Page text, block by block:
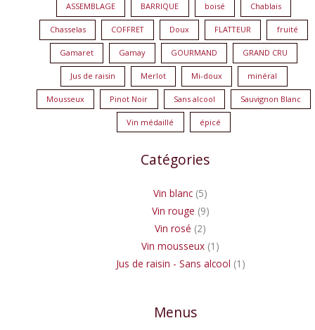
ASSEMBLAGE BARRIQUE boisé Chablais
Chasselas COFFRET Doux FLATTEUR fruité
Gamaret Gamay GOURMAND GRAND CRU
Jus de raisin Merlot Mi-doux minéral
Mousseux Pinot Noir Sans alcool Sauvignon Blanc
Vin médaillé épicé
Catégories
Vin blanc 5
Vin rouge 9
Vin rosé 2
Vin mousseux 1
Jus de raisin - Sans alcool 1
Menus